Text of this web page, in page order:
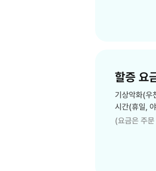
할증 요
기상악화(우
시간(휴일,
(요금은 주